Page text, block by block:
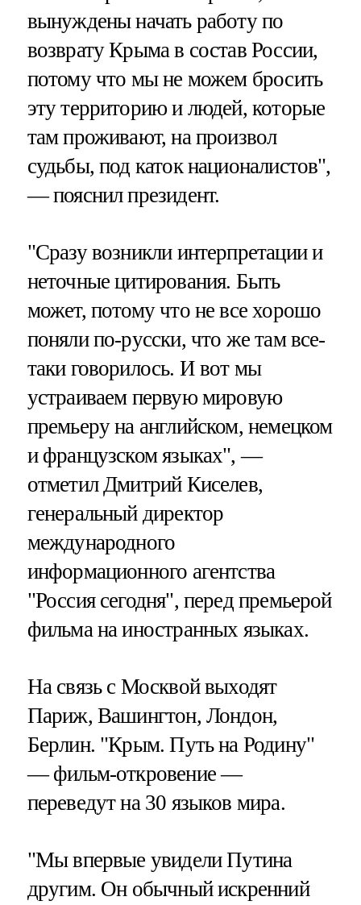
вынуждены начать работу по
возврату Крыма в состав России,
потому что мы не можем бросить
эту территорию и людей, которые
там проживают, на произвол
судьбы, под каток националистов",
— пояснил президент.
"Сразу возникли интерпретации и
неточные цитирования. Быть
может, потому что не все хорошо
поняли по-русски, что же там все-
таки говорилось. И вот мы
устраиваем первую мировую
премьеру на английском, немецком
и французском языках", —
отметил Дмитрий Киселев,
генеральный директор
международного
информационного агентства
"Россия сегодня", перед премьерой
фильма на иностранных языках.
На связь с Москвой выходят
Париж, Вашингтон, Лондон,
Берлин. "Крым. Путь на Родину"
— фильм-откровение —
переведут на 30 языков мира.
"Мы впервые увидели Путина
другим. Он обычный искренний